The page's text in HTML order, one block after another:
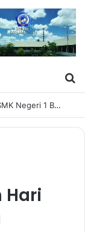
Marching Band Bahana Saka Multitalent SMK Negeri 1 Banjarmasin Borong Prestasi di Festival Borneo Marching Day 2026
Hari